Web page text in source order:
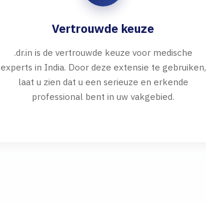
Vertrouwde keuze
.dr.in is de vertrouwde keuze voor medische
experts in India. Door deze extensie te gebruiken,
laat u zien dat u een serieuze en erkende
professional bent in uw vakgebied.